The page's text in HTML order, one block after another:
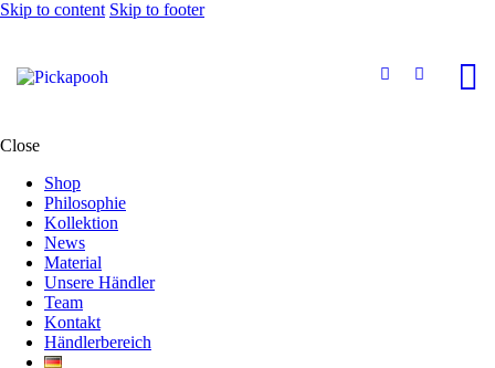
Skip to content Skip to footer
Close
Shop
Philosophie
Kollektion
News
Material
Unsere Händler
Team
Kontakt
Händlerbereich